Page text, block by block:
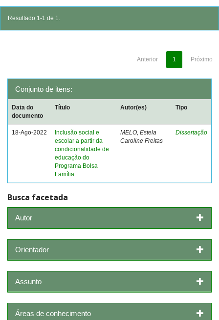
Resultado 1-1 de 1.
Anterior 1 Próximo
Conjunto de itens:
Data do
documento
Título Autor(es) Tipo
18-Ago-2022
Inclusão social e
escolar a partir da
condicionalidade de
educação do
Programa Bolsa
Família
MELO, Estela
Caroline Freitas
Dissertação
Busca facetada
Autor
Orientador
Assunto
Áreas de conhecimento